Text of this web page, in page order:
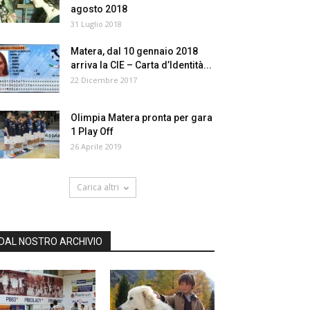
agosto 2018
31 Luglio 2018
Matera, dal 10 gennaio 2018
arriva la CIE – Carta d’Identità...
22 Dicembre 2017
Olimpia Matera pronta per gara
1 Play Off
26 Aprile 2019
Carica altri
NOSTRO ARCHIVIO